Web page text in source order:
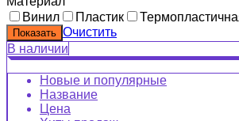
Винил
Пластик
Очистить
В наличии
Новые и популярные
Название
Цена